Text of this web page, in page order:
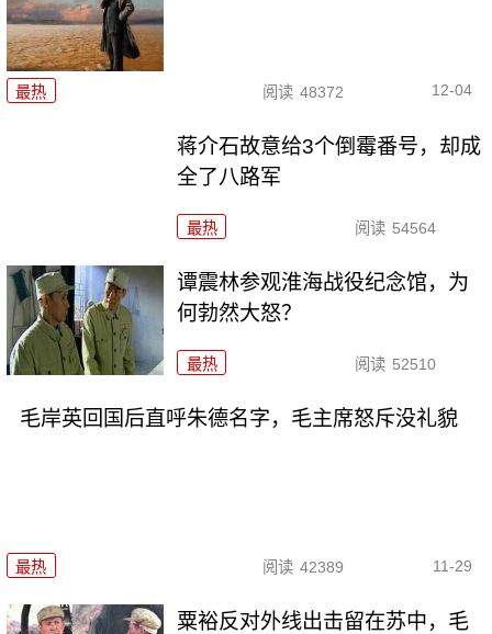
最热 阅读 48372 12-04
蒋介石故意给3个倒霉番号，却成
全了八路军
最热 阅读 54564
谭震林参观淮海战役纪念馆，为
何勃然大怒？
最热 阅读 52510
毛岸英回国后直呼朱德名字，毛主席怒斥没礼貌
最热 阅读 42389 11-29
粟裕反对外线出击留在苏中，毛